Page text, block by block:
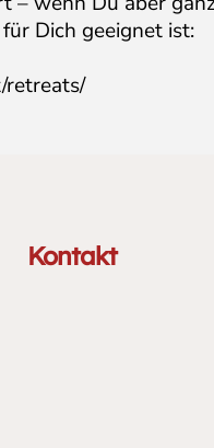
Dich geeignet ist:
retreats/
Kontakt